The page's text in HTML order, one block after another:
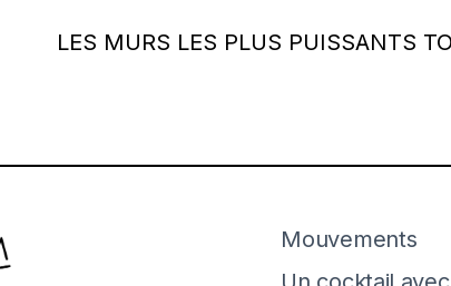
LES MURS LES PLUS PUISSANTS
Mouvements